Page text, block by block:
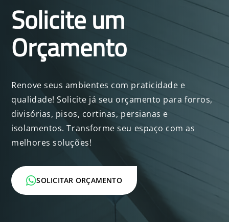
Solicite um
Orçamento
Renove seus ambientes com praticidade e
qualidade! Solicite já seu orçamento para forros,
divisórias, pisos, cortinas, persianas e
isolamentos. Transforme seu espaço com as
melhores soluções!
SOLICITAR ORÇAMENTO